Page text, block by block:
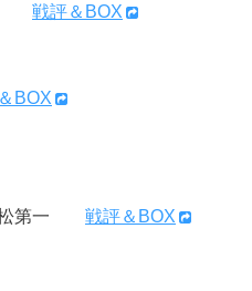
戦評＆BOX
BOX
松第一 戦評＆BOX